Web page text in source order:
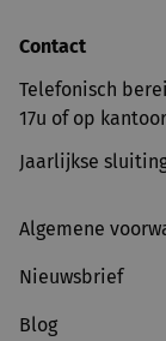
Contact
Telefonisch
17u of op
Jaarlijkse
Algemene
Nieuwsbrief
Blog